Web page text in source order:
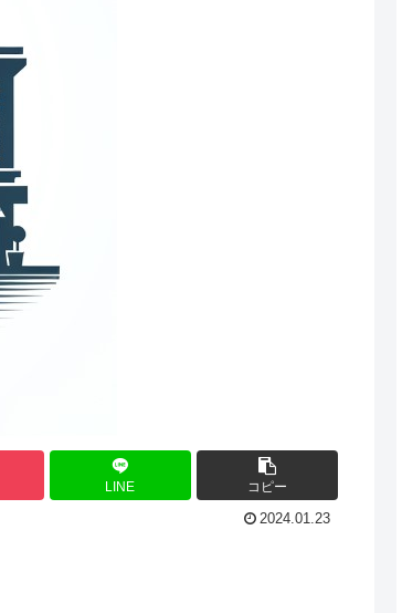
LINE コピー
2024.01.23